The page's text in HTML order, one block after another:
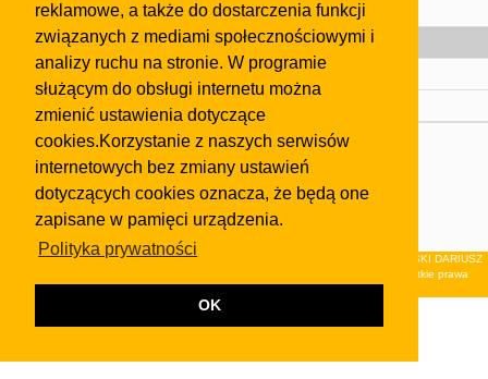
reklamowe, a także do dostarczenia funkcji
związanych z mediami społecznościowymi i
analizy ruchu na stronie. W programie
służącym do obsługi internetu można
zmienić ustawienia dotyczące
cookies.Korzystanie z naszych serwisów
internetowych bez zmiany ustawień
dotyczących cookies oznacza, że będą one
zapisane w pamięci urządzenia.
Polityka prywatności
OK
Kontakt
Strefa dla biznesu
Biura nieruchomości
Dealerzy i autokomisy
Skontaktuj się z nami
regulaminuiPolityki Prywatności.
Klauzula FB
© 2026Wydawnictwo NEON sp. z o.o. (dawniej: FIRMA NEON MAREK KLUCZEWSKI DARIUSZ
KRAWCZYK s.c.) z siedzibą w Olkuszu, ul.Żuradzka 15, 32-300 Olkusz . Wszystkie prawa